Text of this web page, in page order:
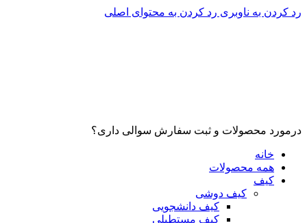
رد کردن به ناوبری رد کردن به محتوای اصلی
درمورد محصولات و ثبت سفارش سوالی داری؟
خانه
همه محصولات
کیف
کیف دوشی
کیف دانشجویی
کیف مستطیلی